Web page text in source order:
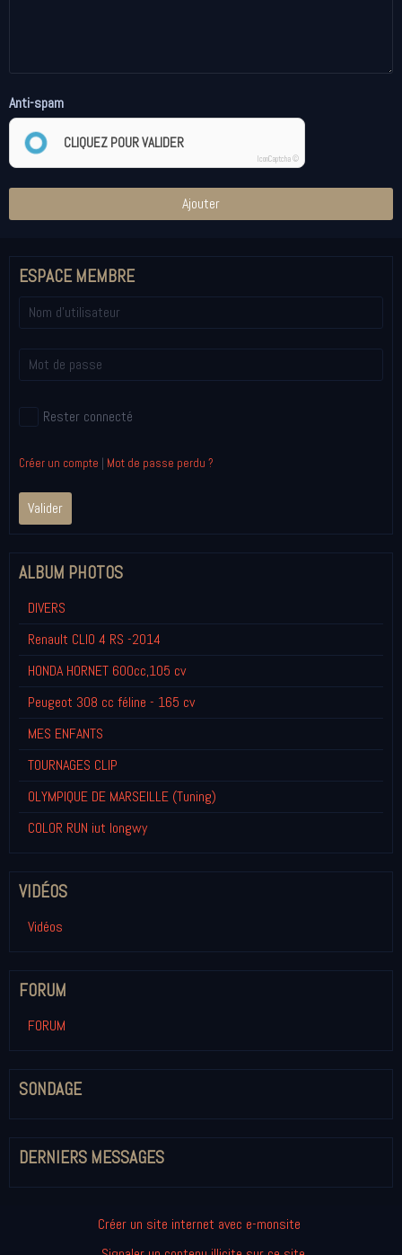
Anti-spam
CLIQUEZ POUR VALIDER
IconCaptcha ©
Ajouter
ESPACE MEMBRE
Rester connecté
Créer un compte | Mot de passe perdu ?
Valider
ALBUM PHOTOS
DIVERS
Renault CLIO 4 RS -2014
HONDA HORNET 600cc,105 cv
Peugeot 308 cc féline - 165 cv
MES ENFANTS
TOURNAGES CLIP
OLYMPIQUE DE MARSEILLE (Tuning)
COLOR RUN iut longwy
VIDÉOS
Vidéos
FORUM
FORUM
SONDAGE
DERNIERS MESSAGES
Créer un site internet avec e-monsite